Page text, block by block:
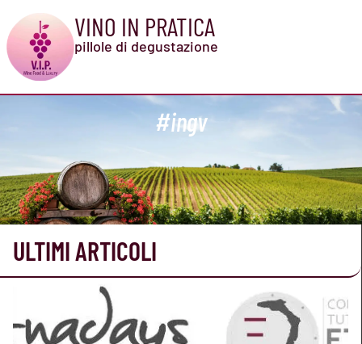
VINO IN PRATICA
pillole di degustazione
#ingv
ULTIMI ARTICOLI